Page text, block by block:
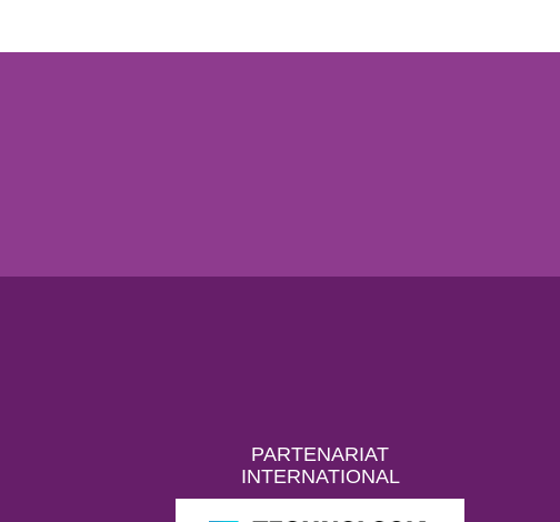
PARTENARIAT
INTERNATIONAL